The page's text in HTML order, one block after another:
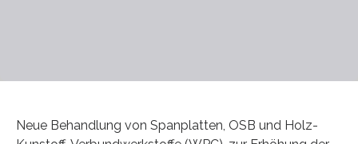
Neue Behandlung von Spanplatten, OSB und Holz-